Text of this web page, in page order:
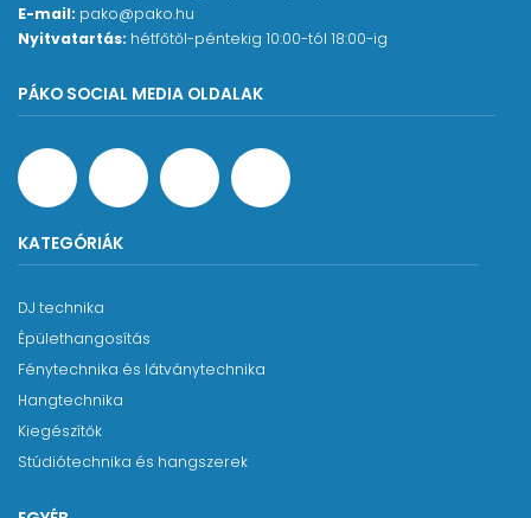
E-mail: pako@pako.hu
Nyitvatartás: hétfőtől-péntekig 10:00-tól 18:00-ig
PÁKO SOCIAL MEDIA OLDALAK
KATEGÓRIÁK
DJ technika
Épülethangosítás
Fénytechnika és látványtechnika
Hangtechnika
Kiegészítők
Stúdiótechnika és hangszerek